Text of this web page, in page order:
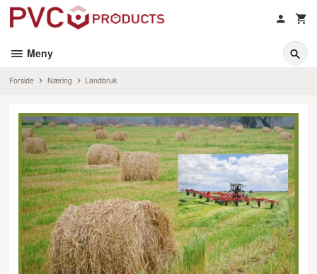
Gå
Meny
Forside Næring Landbruk